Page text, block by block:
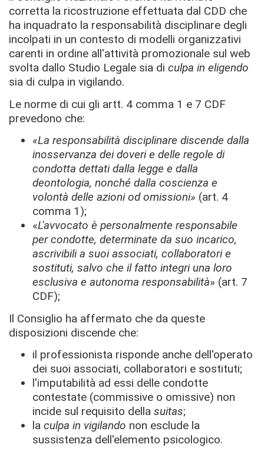
corretta la ricostruzione effettuata dal CDD che
ha inquadrato la responsabilità disciplinare degli
incolpati in un contesto di modelli organizzativi
carenti in ordine all'attività promozionale sul web
svolta dallo Studio Legale sia di culpa in eligendo
sia di culpa in vigilando.
Le norme di cui gli artt. 4 comma 1 e 7 CDF
prevedono che:
«La responsabilità disciplinare discende dalla
inosservanza dei doveri e delle regole di
condotta dettati dalla legge e dalla
deontologia, nonché dalla coscienza e
volontà delle azioni od omissioni» (art. 4
comma 1);
«L'avvocato è personalmente responsabile
per condotte, determinate da suo incarico,
ascrivibili a suoi associati, collaboratori e
sostituti, salvo che il fatto integri una loro
esclusiva e autonoma responsabilità» (art. 7
CDF);
Il Consiglio ha affermato che da queste
disposizioni discende che:
il professionista risponde anche dell'operato
dei suoi associati, collaboratori e sostituti;
l'imputabilità ad essi delle condotte
contestate (commissive o omissive) non
incide sul requisito della suitas;
la culpa in vigilando non esclude la
sussistenza dell'elemento psicologico.